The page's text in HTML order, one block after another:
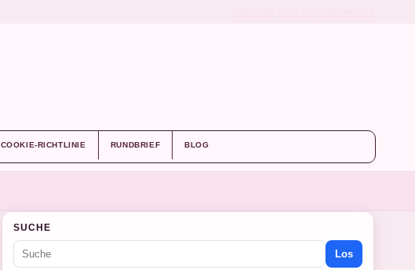
COOKIE-RICHTLINIE RUNDBRIEF BLOG
SUCHE
Los